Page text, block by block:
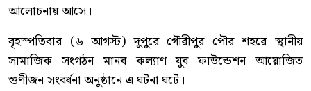
আলোচনায় আসে।
বৃহস্পতিবার (৬ আগস্ট) দুপুরে গৌরীপুর পৌর শহরে স্থানীয়
সামাজিক সংগঠন মানব কল্যাণ যুব ফাউন্ডেশন আয়োজিত
গুণীজন সংবর্ধনা অনুষ্ঠানে এ ঘটনা ঘটে।